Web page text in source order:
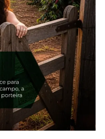
é o terceiro maior
de pera do Brasil
de janeiro, 2025
"Paraná"